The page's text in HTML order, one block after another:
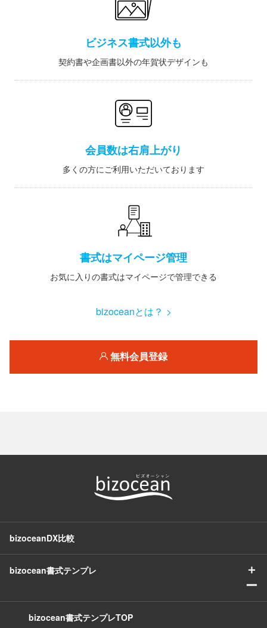
ビジネス書式以外も
契約書や企画書以外の年賀状デザインも
会員数は右肩上がり
多くの方にご利用いただいております
書式はマイページ管理
お気に入りの書式はマイページで管理できる
bizoceanとは？ >
無料会員登録
bizoceanDX比較
bizocean書式テンプレ
＋
ー
bizocean書式テンプレTOP